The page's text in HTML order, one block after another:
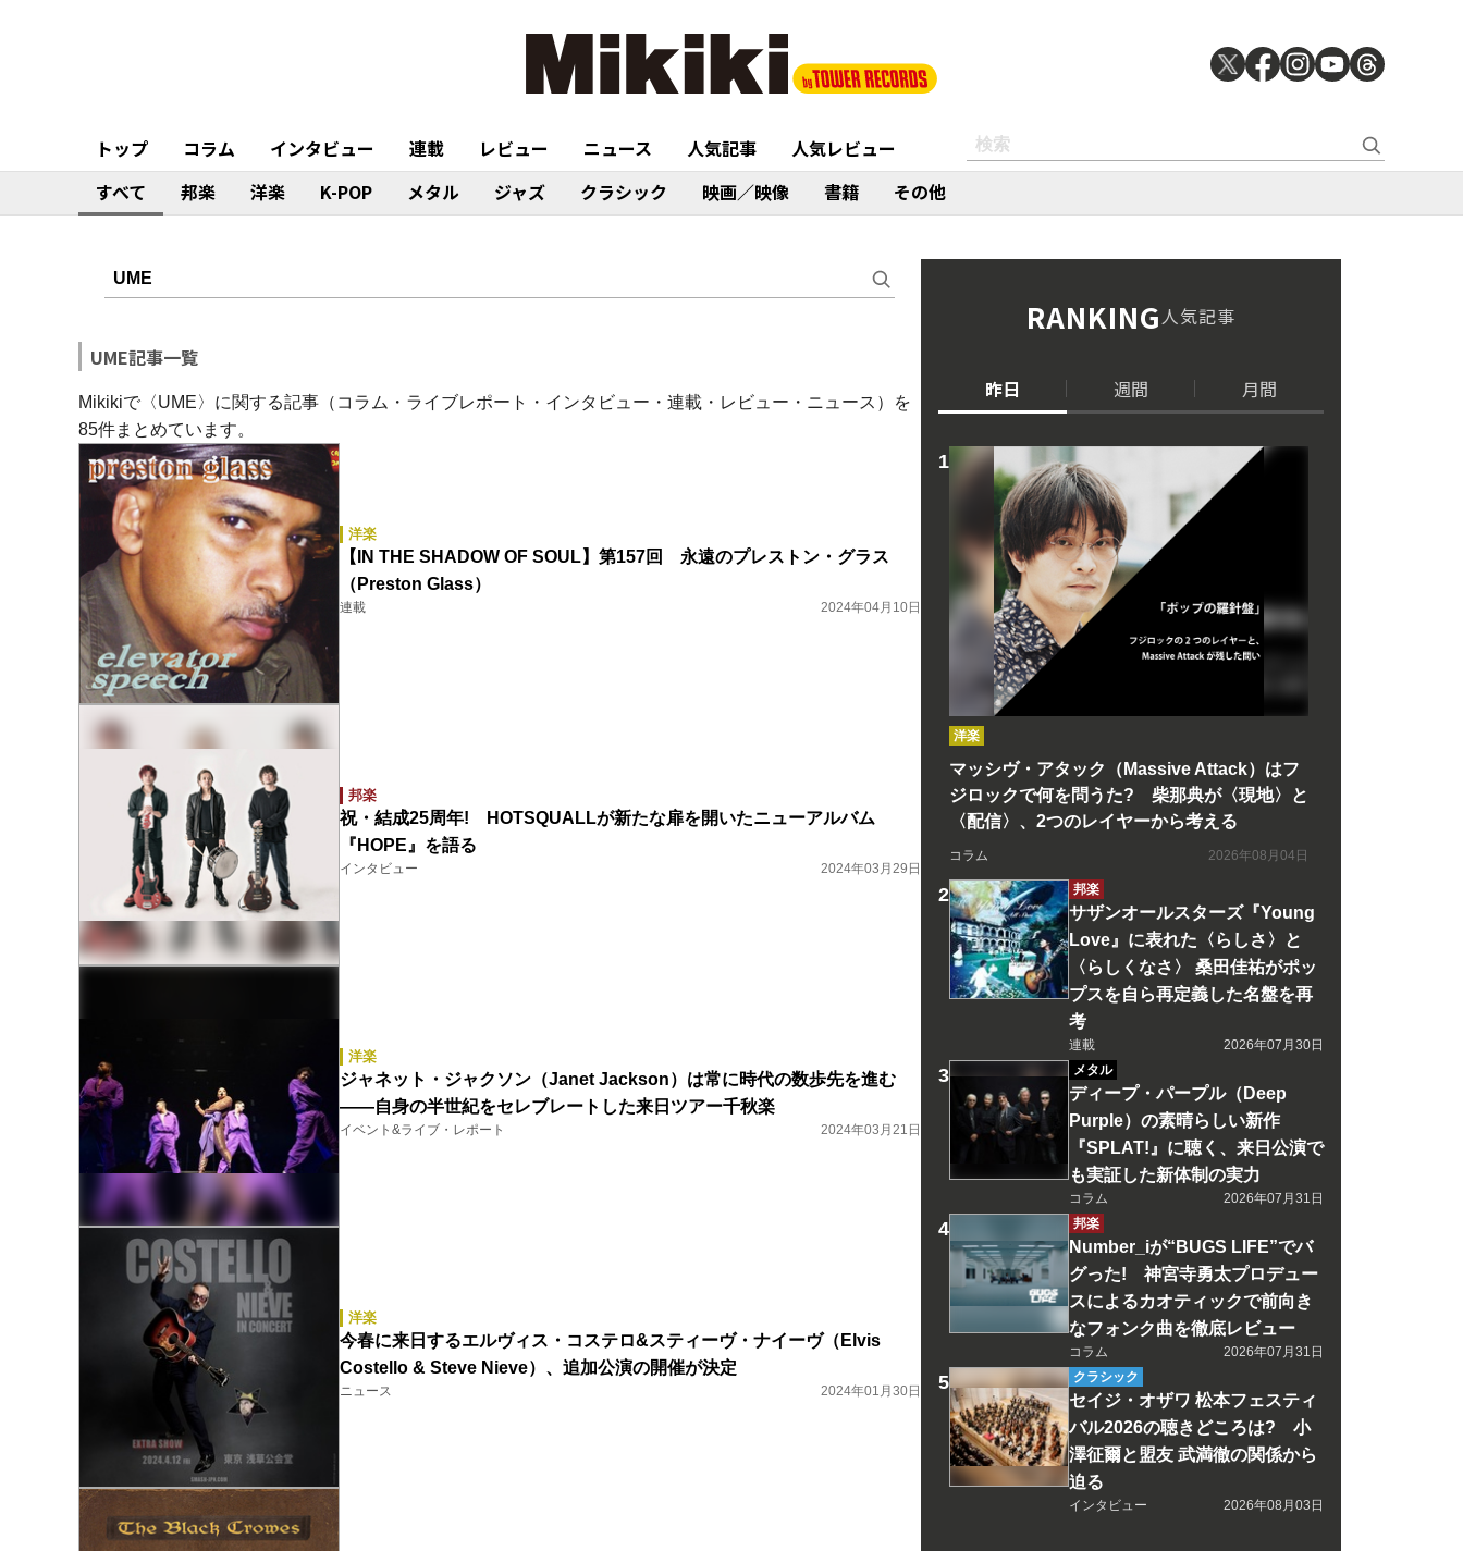
トップ コラム インタビュー 連載 レビュー ニュース 人気記事
人気レビュー
すべて
邦楽 洋楽 K-POP メタル ジャズ クラシック 映画／映像 書籍 その他
UME記事一覧
Mikikiで〈UME〉に関する記事（コラム・ライブレポート・インタビュー・連載・レビュー・ニュース）を
85件まとめています。
洋楽
【IN THE SHADOW OF SOUL】第157回 永遠のプレストン・グラス
（Preston Glass）
連載 2024年04月10日
邦楽
祝・結成25周年! HOTSQUALLが新たな扉を開いたニューアルバム
『HOPE』を語る
インタビュー 2024年03月29日
洋楽
ジャネット・ジャクソン（Janet Jackson）は常に時代の数歩先を進む
――自身の半世紀をセレブレートした来日ツアー千秋楽
イベント&ライブ・レポート 2024年03月21日
洋楽
今春に来日するエルヴィス・コステロ&スティーヴ・ナイーヴ（Elvis
Costello & Steve Nieve）、追加公演の開催が決定
ニュース 2024年01月30日
RANKING人気記事
昨日 週間 月間
洋楽
マッシヴ・アタック（Massive Attack）はフ
ジロックで何を問うた? 柴那典が〈現地〉と
〈配信〉、2つのレイヤーから考える
コラム 2026年08月04日
邦楽
サザンオールスターズ『Young
Love』に表れた〈らしさ〉と
〈らしくなさ〉 桑田佳祐がポッ
プスを自ら再定義した名盤を再
考
連載
2026年07月30日
メタル
ディープ・パープル（Deep
Purple）の素晴らしい新作
『SPLAT!』に聴く、来日公演で
も実証した新体制の実力
コラム
2026年07月31日
邦楽
Number_iが“BUGS LIFE”でバ
グった! 神宮寺勇太プロデュー
スによるカオティックで前向き
なフォンク曲を徹底レビュー
コラム
2026年07月31日
クラシック
セイジ・オザワ 松本フェスティ
バル2026の聴きどころは? 小
澤征爾と盟友 武満徹の関係から
迫る
インタビュー 2026年08月03日